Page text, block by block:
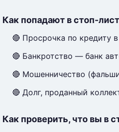
Как попадают в стоп-лист
🔴 Просрочка по кредиту
🔴 Банкротство — банк
🔴 Мошенничество
🔴 Долг, проданный
Как проверить, что вы в